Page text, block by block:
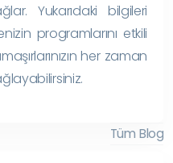
Yukarıdaki bilgileri
programlarını etkili
her zaman
Tüm Blog